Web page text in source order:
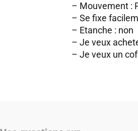
– Mouvement :
– Se fixe
– Etanche : non
– Je veux
– Je veux un